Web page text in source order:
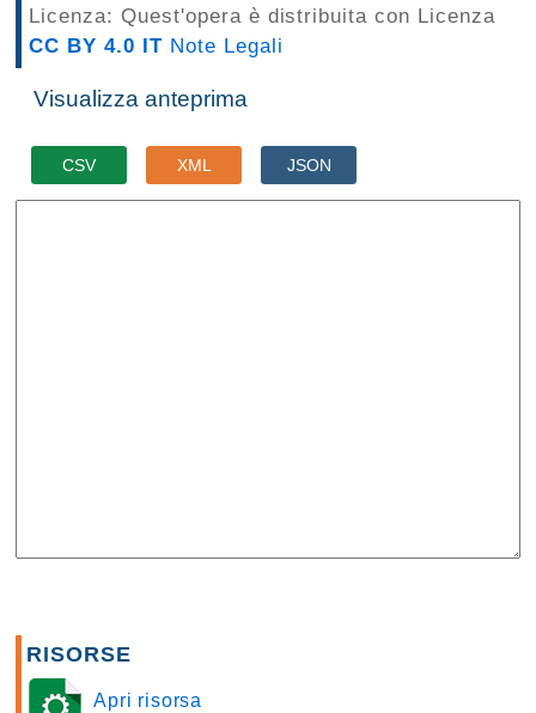
Data
Licenza: Quest'opera è distribuita con Licenza
CC BY 4.0 IT Note Legali
Visualizza anteprima
CSV XML JSON
RISORSE
Apri risorsa